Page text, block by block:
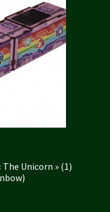
The Unicorn » (1)